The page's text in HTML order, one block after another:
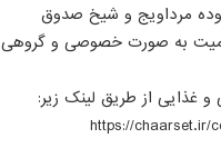
مرداویج و شیخ صدوق
میت به صورت خصوصی و گروهی
و غذایی از طریق لینک زیر:
https://chaarset.ir/